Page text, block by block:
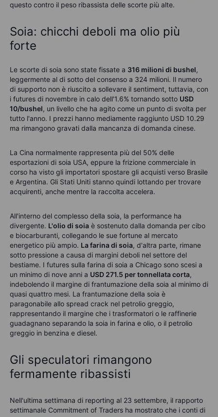
questo contro il peso ribassista delle scorte più alte.
Soia: chicchi deboli ma olio più
forte
Le scorte di soia sono state fissate a 316 milioni di bushel,
leggermente al di sotto del consenso a 324 milioni. Il numero
di supporto non è riuscito a sollevare il sentiment, tuttavia, con
i futures di novembre in calo dell'1.6% tornando sotto USD
10/bushel, un livello che ha agito come un punto di svolta per
tutto l'anno. I prezzi hanno mediamente raggiunto USD 10.29
ma rimangono gravati dalla mancanza di domanda cinese.
La Cina normalmente rappresenta più del 50% delle
esportazioni di soia USA, eppure la frizione commerciale in
corso ha visto gli importatori spostare gli acquisti verso Brasile
e Argentina. Gli Stati Uniti stanno quindi lottando per trovare
acquirenti, anche mentre la raccolta accelera.
All'interno del complesso della soia, la performance ha
divergente. L'olio di soia è sostenuto dalla domanda per cibo
e biocarburanti, collegando le sue fortune al mercato
energetico più ampio. La farina di soia, d'altra parte, rimane
sotto pressione a causa di margini deboli nel settore del
bestiame. I futures sulla farina di soia a Chicago sono scesi a
un minimo di nove anni a USD 271.5 per tonnellata corta,
indebolendo il margine di frantumazione della soia al minimo di
quasi quattro mesi. La frantumazione della soia è
paragonabile allo spread crack nel petrolio greggio,
rappresentando il margine che i trasformatori o le raffinerie
guadagnano separando la soia in farina e olio, o il petrolio
greggio in benzina e diesel.
Gli speculatori rimangono
fermamente ribassisti
Nell'ultima settimana di reporting al 23 settembre, il rapporto
settimanale Commitment of Traders ha mostrato che i conti di